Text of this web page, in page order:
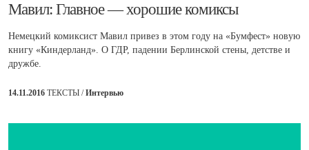
​Мавил: Главное — хорошие комиксы
Немецкий комиксист Мавил привез в этом году на «Бумфест» новую
книгу «Киндерланд». О ГДР, падении Берлинской стены, детстве и
дружбе.
14.11.2016 ТЕКСТЫ /Интервью